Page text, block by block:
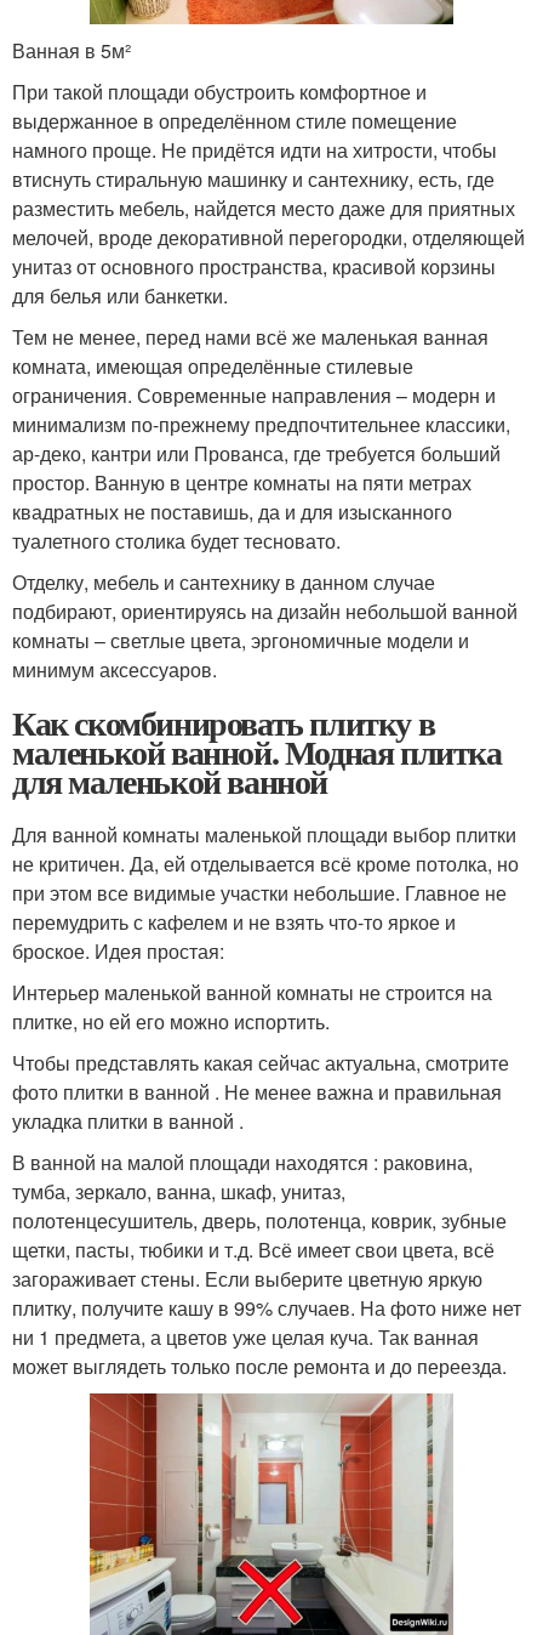
Ванная в 5м²
При такой площади обустроить комфортное и
выдержанное в определённом стиле помещение
намного проще. Не придётся идти на хитрости, чтобы
втиснуть стиральную машинку и сантехнику, есть, где
разместить мебель, найдется место даже для приятных
мелочей, вроде декоративной перегородки, отделяющей
унитаз от основного пространства, красивой корзины
для белья или банкетки.
Тем не менее, перед нами всё же маленькая ванная
комната, имеющая определённые стилевые
ограничения. Современные направления – модерн и
минимализм по-прежнему предпочтительнее классики,
ар-деко, кантри или Прованса, где требуется больший
простор. Ванную в центре комнаты на пяти метрах
квадратных не поставишь, да и для изысканного
туалетного столика будет тесновато.
Отделку, мебель и сантехнику в данном случае
подбирают, ориентируясь на дизайн небольшой ванной
комнаты – светлые цвета, эргономичные модели и
минимум аксессуаров.
Как скомбинировать плитку в
маленькой ванной. Модная плитка
для маленькой ванной
Для ванной комнаты маленькой площади выбор плитки
не критичен. Да, ей отделывается всё кроме потолка, но
при этом все видимые участки небольшие. Главное не
перемудрить с кафелем и не взять что-то яркое и
броское. Идея простая:
Интерьер маленькой ванной комнаты не строится на
плитке, но ей его можно испортить.
Чтобы представлять какая сейчас актуальна, смотрите
фото плитки в ванной . Не менее важна и правильная
укладка плитки в ванной .
В ванной на малой площади находятся : раковина,
тумба, зеркало, ванна, шкаф, унитаз,
полотенцесушитель, дверь, полотенца, коврик, зубные
щетки, пасты, тюбики и т.д. Всё имеет свои цвета, всё
загораживает стены. Если выберите цветную яркую
плитку, получите кашу в 99% случаев. На фото ниже нет
ни 1 предмета, а цветов уже целая куча. Так ванная
может выглядеть только после ремонта и до переезда.